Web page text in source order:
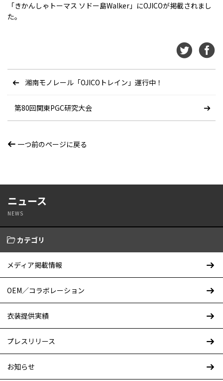
「きかんしゃトーマス ソドー島Walker」にOJICOが掲載されまし
た。
湘南モノレール「OJICOトレイン」運行中！
第80回関東PGC研究大会
一つ前のページに戻る
ニュース
NEWS
カテゴリ
メディア掲載情報
OEM／コラボレーション
衣装提供実績
プレスリリース
お知らせ